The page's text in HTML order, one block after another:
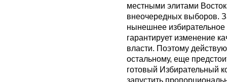
местными элитами
внеочередных выборов.
нынешнее избирательное
гарантирует изменение
власти. Поэтому
остальному, еще
готовый Избирательный
запустить